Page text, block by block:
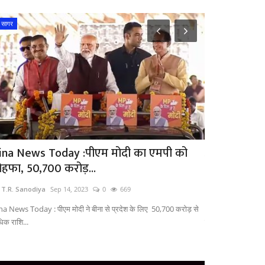
सागर
News Today :पीएम मोदी का एमपी को
50,700 करोड़...
Sanodiya Sep 14, 2023 0 669
News Today : पीएम मोदी ने बीना से प्रदेश के लिए 50,700 करोड़ से
राशि...